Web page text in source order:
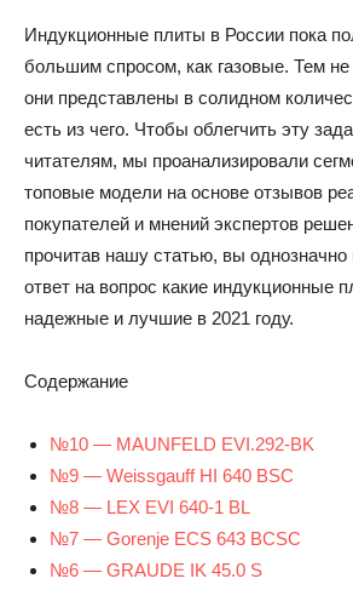
Индукционные плиты в России пока
большим спросом, как газовые. Тем
они представлены в солидном
есть из чего. Чтобы облегчить эту
читателям, мы проанализировали
топовые модели на основе отзывов
покупателей и мнений экспертов
прочитав нашу статью, вы однозначно
ответ на вопрос какие индукционные
надежные и лучшие в 2021 году.
Содержание
№10 — MAUNFELD EVI.292-BK
№9 — Weissgauff HI 640 BSC
№8 — LEX EVI 640-1 BL
№7 — Gorenje ECS 643 BCSC
№6 — GRAUDE IK 45.0 S